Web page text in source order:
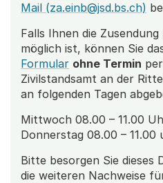
Mail (za.einb@jsd.bs.ch)
Falls Ihnen die
möglich ist, können Sie
Formular ohne Termin
Zivilstandsamt an der
an folgenden Tagen
Mittwoch 08.00 – 11.00
Donnerstag 08.00 – 11.00
Bitte besorgen Sie dieses
die weiteren Nachweise